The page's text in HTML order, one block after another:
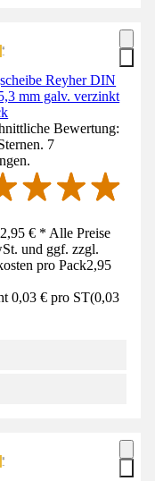
Reyher DIN
mm galv. verzinkt
Bewertung:
7
€ * Alle Preise
und ggf. zzgl.
pro Pack2,95
0,03 € pro ST(0,03